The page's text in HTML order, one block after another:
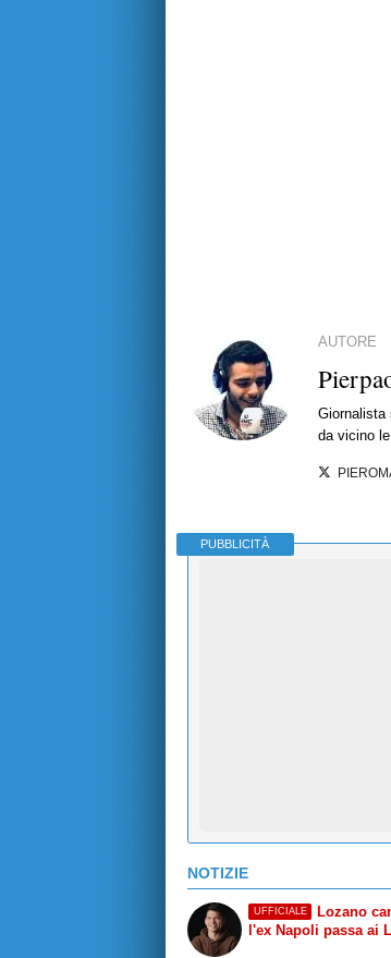
AUTORE
Giornalista
da vicino
PUBBLICITÀ
NOTIZIE
UFFICIALE
Lozano
l'ex Napoli passa ai